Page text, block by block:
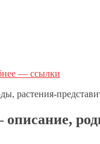
— ссылки